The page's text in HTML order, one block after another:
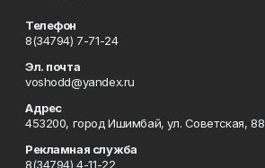
Телефон
8(34794) 7-71-24
Эл. почта
voshodd@yandex.ru
Адрес
453200, город Ишимбай, ул. Советская, 88
Рекламная служба
8(34794) 4-11-22